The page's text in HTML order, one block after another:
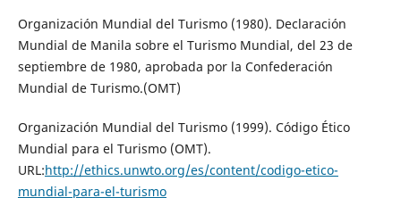
Organización Mundial del Turismo (1980). Declaración
Mundial de Manila sobre el Turismo Mundial, del 23 de
septiembre de 1980, aprobada por la Confederación
Mundial de Turismo.(OMT)
Organización Mundial del Turismo (1999). Código Ético
Mundial para el Turismo (OMT).
URL:http://ethics.unwto.org/es/content/codigo-etico-
mundial-para-el-turismo